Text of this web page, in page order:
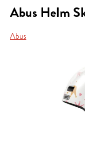
Abus Helm
Abus